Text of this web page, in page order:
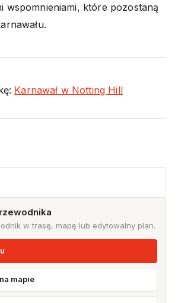
wspomnieniami, które pozostaną
Karnawał w Notting Hill
w trasę, mapę lub edytowalny plan.
mapie